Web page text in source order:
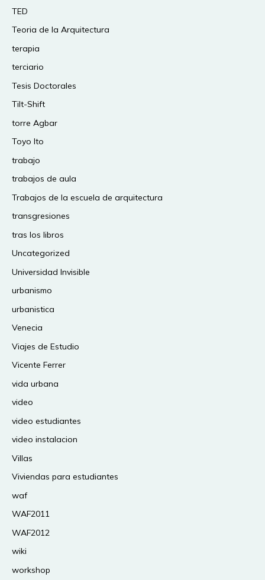
TED
Teoria de la Arquitectura
terapia
terciario
Tesis Doctorales
Tilt-Shift
torre Agbar
Toyo Ito
trabajo
trabajos de aula
Trabajos de la escuela de arquitectura
transgresiones
tras los libros
Uncategorized
Universidad Invisible
urbanismo
urbanistica
Venecia
Viajes de Estudio
Vicente Ferrer
vida urbana
video
video estudiantes
video instalacion
Villas
Viviendas para estudiantes
waf
WAF2011
WAF2012
wiki
workshop